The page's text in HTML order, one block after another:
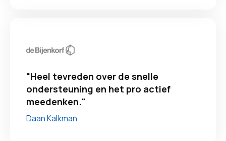
"Heel tevreden over de snelle
ondersteuning en het pro actief
meedenken."
Daan Kalkman